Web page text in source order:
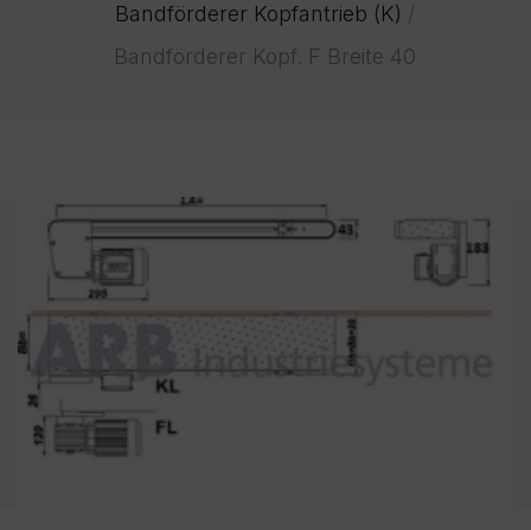
Bandförderer Kopfantrieb (K) /
Bandförderer Kopf. F Breite 40